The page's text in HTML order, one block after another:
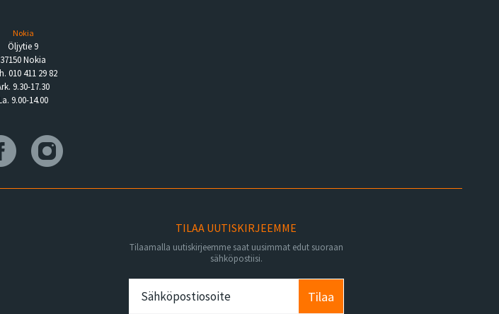
Nokia
Öljytie 9
37150 Nokia
010 411 29 82
9.30-17.30
9.00-14.00
TILAA UUTISKIRJEEMME
Tilaamalla uutiskirjeemme saat uusimmat edut suoraan
sähköpostiisi.
Tilaa